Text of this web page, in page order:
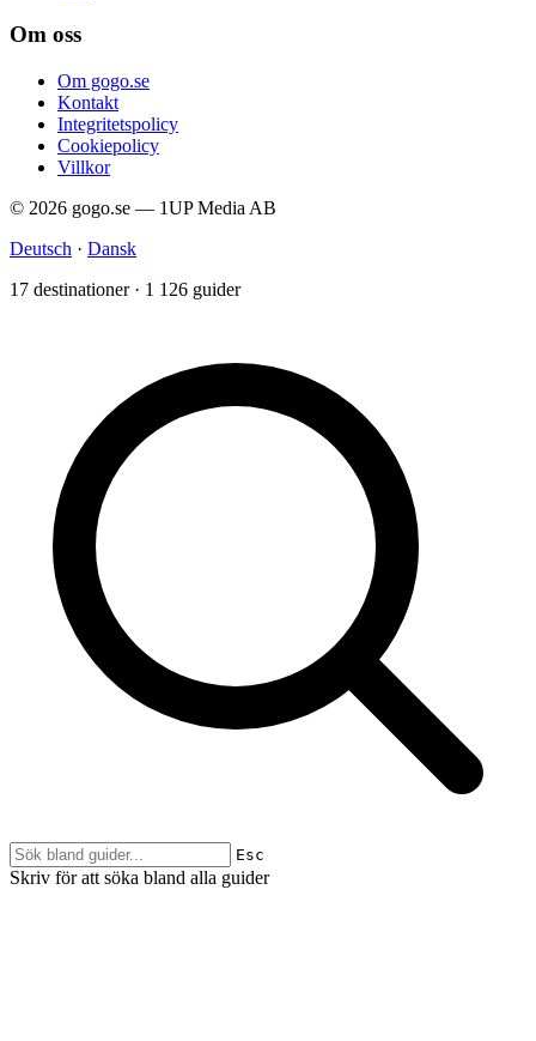
Om oss
Om gogo.se
Kontakt
Integritetspolicy
Cookiepolicy
Villkor
© 2026 gogo.se — 1UP Media AB
Deutsch · Dansk
17 destinationer · 1 126 guider
Esc
Skriv för att söka bland alla guider